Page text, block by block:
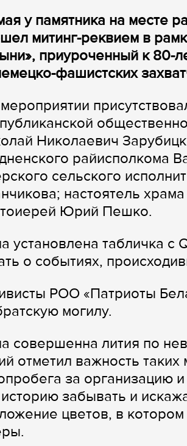
у памятника на месте
митинг-реквием в
приуроченный к 80-
фашистских
Николаевич
райисполкома
сельского
настоятель
Юрий Пешко.
установлена табличка
о событиях,
РОО «Патриоты
могилу.
совершенна лития по
отметил важность таких
за организацию
забывать и
цветов, в котором